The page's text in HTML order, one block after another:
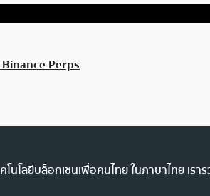
Perps
นโลยีบล็อกเชนเพื่อคนไทย ในภาษาไทย เ